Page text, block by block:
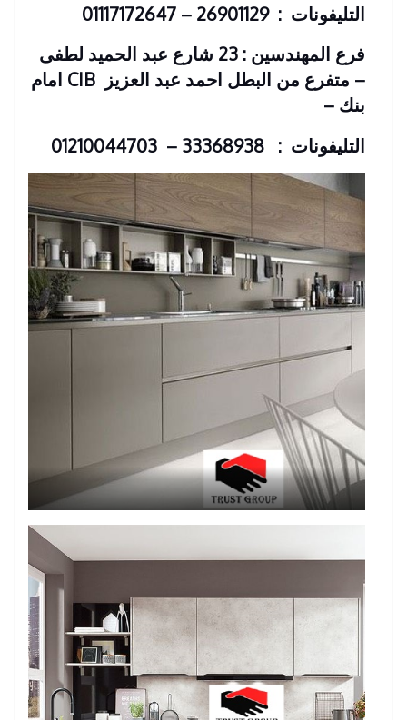
التليفونات : 26901129 – 01117172647
فرع المهندسين : 23 شارع عبد الحميد لطفى
– متفرع من البطل احمد عبد العزيز
CIB امام
بنك –
التليفونات : 33368938 – 01210044703